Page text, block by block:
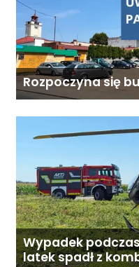
Rozpoczyna się
Wypadek
latek spadł z